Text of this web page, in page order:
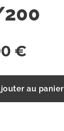
€
au panier